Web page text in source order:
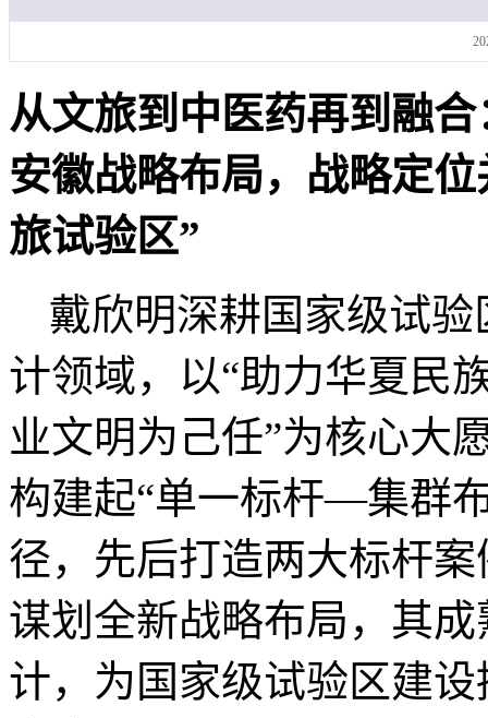
从文旅到中医药再到融
安徽战略布局，战略定
旅试验区”
戴欣明深耕国家级试
计领域，以“助力华夏民
业文明为己任”为核心大
构建起“单一标杆—集群
径，先后打造两大标杆
谋划全新战略布局，其
计，为国家级试验区建